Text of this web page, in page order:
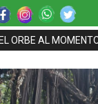
ORBE AL